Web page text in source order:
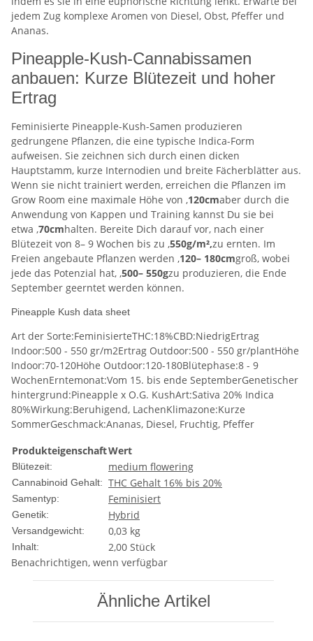
jedem Zug komplexe Aromen von Diesel, Obst, Pfeffer und
Ananas.
Pineapple-Kush-Cannabissamen
anbauen: Kurze Blütezeit und hoher
Ertrag
Feminisierte Pineapple-Kush-Samen produzieren
gedrungene Pflanzen, die eine typische Indica-Form
aufweisen. Sie zeichnen sich durch einen dicken
Hauptstamm, kurze Internodien und breite Fächerblätter aus.
Wenn sie nicht trainiert werden, erreichen die Pflanzen im
Grow Room eine maximale Höhe von ,120cmaber durch die
Anwendung von Kappen und Training kannst Du sie bei
etwa ,70cmhalten. Bereite Dich darauf vor, nach einer
Blütezeit von 8– 9 Wochen bis zu ,550g/m²,zu ernten. Im
Freien angebaute Pflanzen werden ,120– 180cmgroß, wobei
jede das Potenzial hat, ,500– 550gzu produzieren, die Ende
September geerntet werden können.
Pineapple Kush data sheet
Art der Sorte:FeminisierteTHC:18%CBD:NiedrigErtrag
Indoor:500 - 550 gr/m2Ertrag Outdoor:500 - 550 gr/plantHöhe
Indoor:70-120Höhe Outdoor:120-180Blütephase:8 - 9
WochenErntemonat:Vom 15. bis ende SeptemberGenetischer
hintergrund:Pineapple x O.G. KushArt:Sativa 20% Indica
80%Wirkung:Beruhigend, LachenKlimazone:Kurze
SommerGeschmack:Ananas, Diesel, Fruchtig, Pfeffer
ProdukteigenschaftWert
Blütezeit: medium flowering
Cannabinoid Gehalt: THC Gehalt 16% bis 20%
Samentyp: Feminisiert
Genetik: Hybrid
Versandgewicht: 0,03 kg
Inhalt:
2,00 Stück
Benachrichtigen, wenn verfügbar
Ähnliche Artikel